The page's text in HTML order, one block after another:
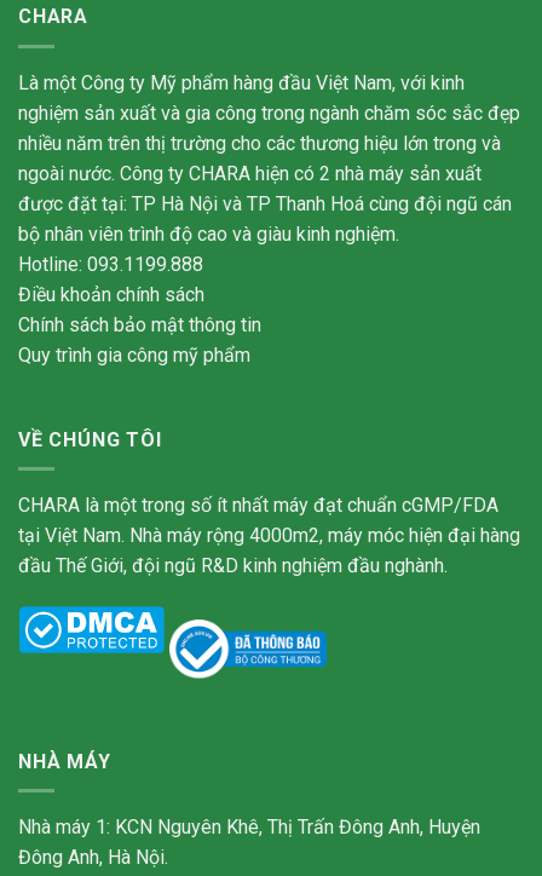
CHARA
Là một Công ty Mỹ phẩm hàng đầu Việt Nam, với kinh
nghiệm sản xuất và gia công trong ngành chăm sóc sắc đẹp
nhiều năm trên thị trường cho các thương hiệu lớn trong và
ngoài nước. Công ty CHARA hiện có 2 nhà máy sản xuất
được đặt tại: TP Hà Nội và TP Thanh Hoá cùng đội ngũ cán
bộ nhân viên trình độ cao và giàu kinh nghiệm.
Hotline: 093.1199.888
Điều khoản chính sách
Chính sách bảo mật thông tin
Quy trình gia công mỹ phẩm
VỀ CHÚNG TÔI
CHARA là một trong số ít nhất máy đạt chuẩn cGMP/FDA
tại Việt Nam. Nhà máy rộng 4000m2, máy móc hiện đại hàng
đầu Thế Giới, đội ngũ R&D kinh nghiệm đầu nghành.
NHÀ MÁY
Nhà máy 1: KCN Nguyên Khê, Thị Trấn Đông Anh, Huyện
Đông Anh, Hà Nội.